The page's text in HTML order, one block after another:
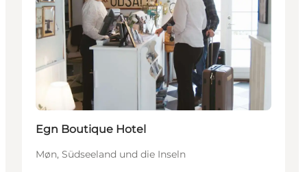
Egn Boutique Hotel
Møn, Südseeland und die Inseln